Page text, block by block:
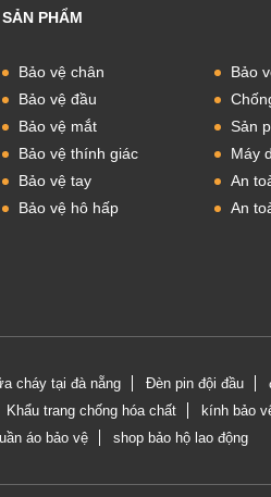
SẢN PHẨM
Bảo vệ chân
Bảo vệ đầu
Bảo vệ mắt
Bảo vệ thính giác
Bảo vệ tay
Bảo vệ hô hấp
Bảo
Sản
Máy
An
An
cháy tại đà nẵng Đèn pin đội đầu
Khẩu trang chống hóa chất kính bảo
áo bảo vệ shop bảo hộ lao động